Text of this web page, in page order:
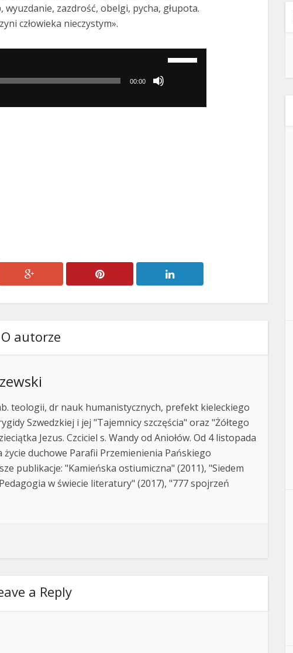
zazdrość, obelgi, pycha, głupota.
człowieka nieczystym».
00:00
O autorze
teologii, dr nauk humanistycznych, prefekt kieleckiego
Szwedzkiej i jej "Tajemnicy szczęścia" oraz "Żółtego
Jezus. Czciciel s. Wandy od Aniołów. Od 4 listopada
życie duchowe Parafii Przemienienia Pańskiego
publikacje: "Kamieńska ostiumiczna" (2011), "Siedem
w świecie literatury" (2017), "777 spojrzeń
a Reply